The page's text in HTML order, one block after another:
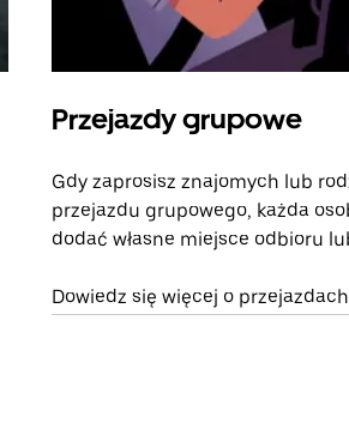
Przejazdy grupowe
Gdy zaprosisz znajomych lub
przejazdu grupowego, każda
dodać własne miejsce odbioru
Dowiedz się więcej o